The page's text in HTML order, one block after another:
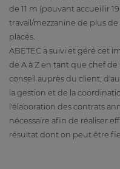
de 11 m (pouvant accueillir
travail/mezzanine de plus
placés.
ABETEC a suivi et géré cet
de A à Z en tant que chef
conseil auprès du client,
la gestion et de la
l'élaboration des contrats
nécessaire afin de réaliser
résultat dont on peut être